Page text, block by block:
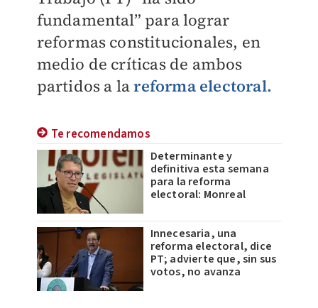
fundamental” para lograr
reformas constitucionales, en
medio de críticas de ambos
partidos a lareforma electoral.
Te recomendamos
Determinante y
definitiva esta semana
para la reforma
electoral: Monreal
Innecesaria, una
reforma electoral, dice
PT; advierte que, sin sus
votos, no avanza